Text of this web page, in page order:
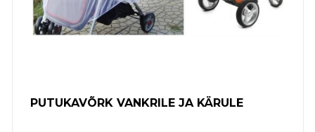
PUTUKAVÕRK VANKRILE JA KÄRULE